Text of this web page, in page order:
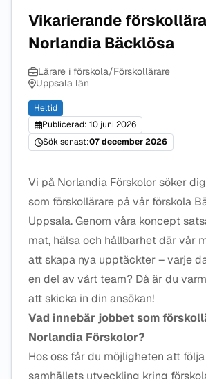
Vikarierande
Norlandia Bäcklösa
Lärare i förskola/Förskollärare
Uppsala län
Heltid
Publicerad: 10 juni 2026
Sök senast:07 december 2026
Vi på Norlandia Förskolor söker
som förskollärare på vår förskola
Uppsala. Genom våra koncept
mat, hälsa och hållbarhet där vår
att skapa nya upptäckter – varje
en del av vårt team? Då är du
att skicka in din ansökan!
Vad innebär jobbet som
Norlandia Förskolor?
Hos oss får du möjligheten att
samhällets utveckling kring